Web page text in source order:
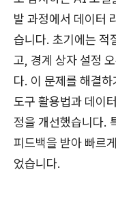
발 과정에서 데이터
습니다. 초기에는 적
고, 경계 상자 설정
다. 이 문제를 해결
도구 활용법과 데이
정을 개선했습니다.
피드백을 받아 빠르
었습니다.